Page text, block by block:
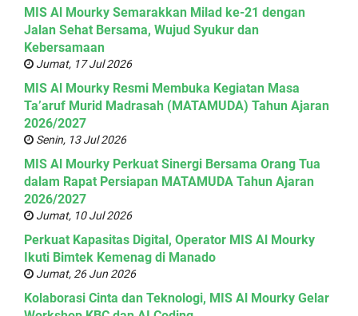
MIS Al Mourky Semarakkan Milad ke-21 dengan
Jalan Sehat Bersama, Wujud Syukur dan
Kebersamaan
Jumat, 17 Jul 2026
MIS Al Mourky Resmi Membuka Kegiatan Masa
Ta’aruf Murid Madrasah (MATAMUDA) Tahun Ajaran
2026/2027
Senin, 13 Jul 2026
MIS Al Mourky Perkuat Sinergi Bersama Orang Tua
dalam Rapat Persiapan MATAMUDA Tahun Ajaran
2026/2027
Jumat, 10 Jul 2026
Perkuat Kapasitas Digital, Operator MIS Al Mourky
Ikuti Bimtek Kemenag di Manado
Jumat, 26 Jun 2026
Kolaborasi Cinta dan Teknologi, MIS Al Mourky Gelar